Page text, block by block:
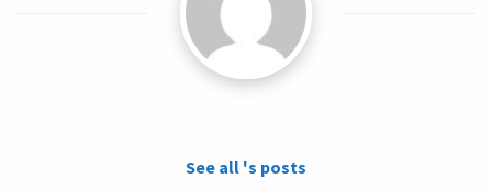
See all 's posts